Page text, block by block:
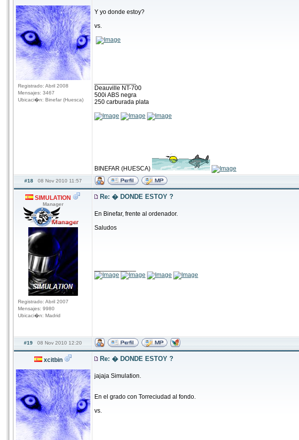
Registrado: Abril 2008
Mensajes: 3467
Ubicaci�n: Binefar (Huesca)
Y yo donde estoy?
vs.
Deauville NT-700
500i ABS negra
250 carburada plata
BINEFAR (HUESCA)
#18 08 Nov 2010 11:57
SIMULATION
Manager
Registrado: Abril 2007
Mensajes: 9980
Ubicaci�n: Madrid
Re: � DONDE ESTOY ?
En Binefar, frente al ordenador.
Saludos
#19 08 Nov 2010 12:20
xcitbin Re: � DONDE ESTOY ?
jajaja Simulation.
En el grado con Torreciudad al fondo.
vs.